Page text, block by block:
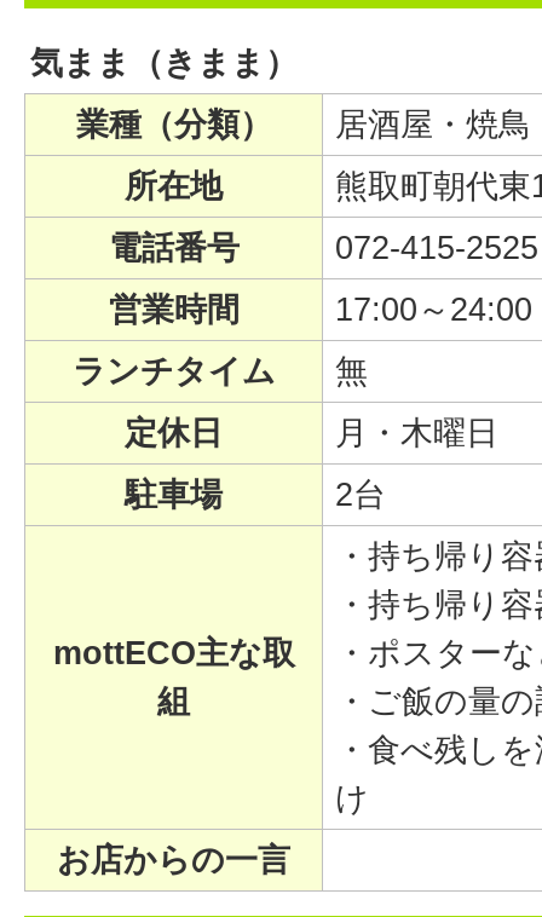
気まま（きまま）
業種（分類）
居酒屋・焼鳥
所在地
熊取町朝代東
電話番号
072-415-2525
営業時間
17:00～24:00
ランチタイム
無
定休日
月・木曜日
駐車場
2台
mottECO主な取
組
・持ち帰り
・持ち帰り
・ポスター
・ご飯の量
・食べ残し
け
お店からの一言